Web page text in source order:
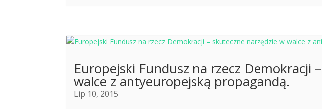
Europejski Fundusz na rzecz Demokracji
walce z antyeuropejską propagandą.
Lip 10, 2015